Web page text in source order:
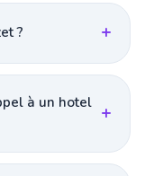
?
à un hotel